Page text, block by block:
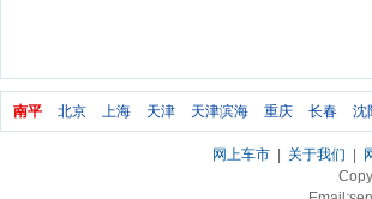
南平 北京 上海 天津 天津滨海 重庆 长春 沈
网上车市| 关于我们